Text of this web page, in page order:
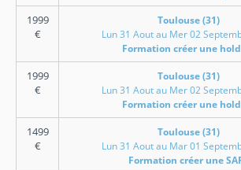
1999
€
Toulouse (31)
Lun 31 Aout au Mer 02
Formation créer une
1999
€
Toulouse (31)
Lun 31 Aout au Mer 02
Formation créer une
1499
€
Toulouse (31)
Lun 31 Aout au Mar 01
Formation créer une